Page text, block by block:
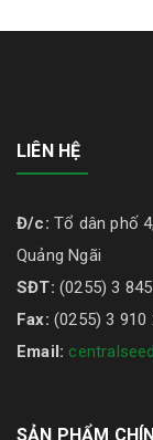
LIÊN HỆ
Đ/c: Tổ dân phố
Quảng Ngãi
SĐT: (0255) 3
Fax: (0255) 3 910
Email:
SẢN PHẨM